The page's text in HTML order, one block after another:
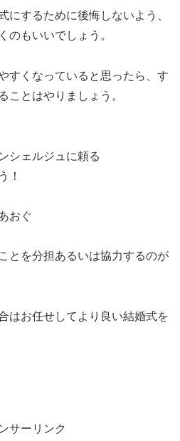
にするために後悔しないよう、
のもいいでしょう。
すくなっていると思ったら、す
ことはやりましょう。
シェルジュに頼る
！
おぐ
とを分担あるいは協力するのが
はお任せしてより良い結婚式を
サーリンク